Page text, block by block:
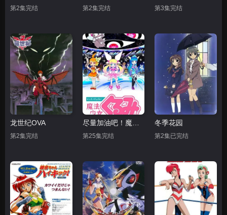
第2集完结 第2集完结 第3集完结
龙世纪OVA
第2集完结 第25集完结
冬季花园
第2集已完结